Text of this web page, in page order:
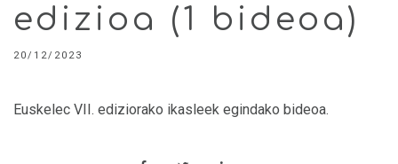
edizioa (1 bideoa)
20/12/2023
Euskelec VII. ediziorako ikasleek egindako bideoa.